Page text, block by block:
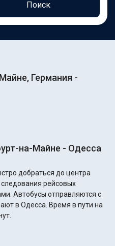
Поиск
Германия -
на-Майне - Одесса
добраться до центра
рейсовых
Автобусы отправляются с
в Одесса. Время в пути на